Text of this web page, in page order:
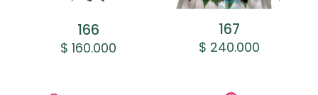
166
$ 160.000
167
$ 240.000